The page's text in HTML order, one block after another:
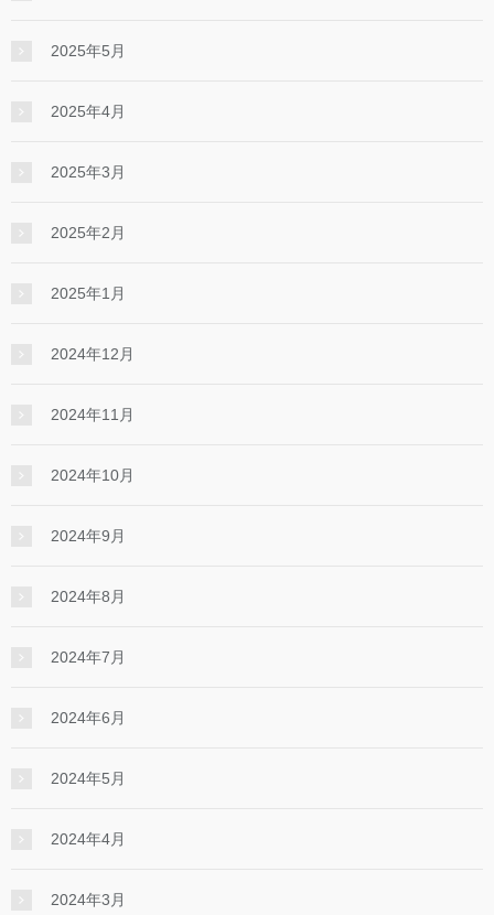
2025年5月
2025年4月
2025年3月
2025年2月
2025年1月
2024年12月
2024年11月
2024年10月
2024年9月
2024年8月
2024年7月
2024年6月
2024年5月
2024年4月
2024年3月